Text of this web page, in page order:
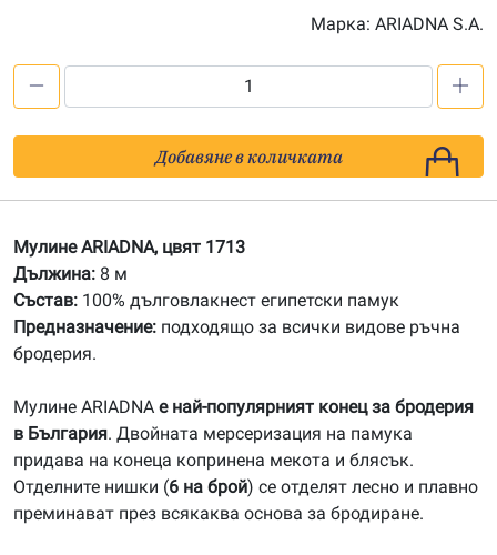
Марка: ARIADNA S.A.
Мулине
ARIADNA
Добавяне в количката
Мулине ARIADNA, цвят 1713
Дължина: 8 м
Състав: 100% дълговлакнест египетски памук
Предназначение: подходящо за всички видове ръчна
бродерия.
Мулине ARIADNA е най-популярният конец за бродерия
в България. Двойната мерсеризация на памука
придава на конеца копринена мекота и блясък.
Отделните нишки (6 на брой) се отделят лесно и плавно
преминават през всякаква основа за бродиране.